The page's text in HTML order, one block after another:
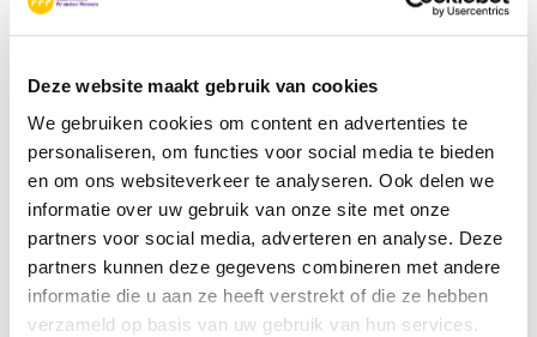
Deze website maakt gebruik van cookies
We gebruiken cookies om content en advertenties te
personaliseren, om functies voor social media te bieden
en om ons websiteverkeer te analyseren. Ook delen we
informatie over uw gebruik van onze site met onze
partners voor social media, adverteren en analyse. Deze
partners kunnen deze gegevens combineren met andere
informatie die u aan ze heeft verstrekt of die ze hebben
verzameld op basis van uw gebruik van hun services.
CFP® keurmerk biedt inzicht
Nico neemt contact op met een CERTIFIED
FINANCIAL PLANNER professional, die hem
helpt om de verschillende mogelijkheden in
kaart te brengen.“Ik dacht dat het simpelweg
een kwestie van geld overmaken was, maar
mijn planner liet me zien dat er veel meer bij
komt kijken.”